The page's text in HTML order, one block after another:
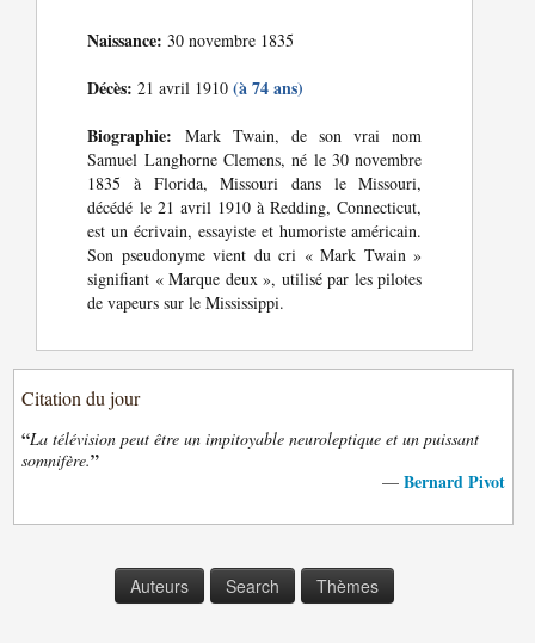
Naissance: 30 novembre 1835
Décès: 21 avril 1910(à 74 ans)
Biographie: Mark Twain, de son vrai nom
Samuel Langhorne Clemens, né le 30 novembre
1835 à Florida, Missouri dans le Missouri,
décédé le 21 avril 1910 à Redding, Connecticut,
est un écrivain, essayiste et humoriste américain.
Son pseudonyme vient du cri « Mark Twain »
signifiant « Marque deux », utilisé par les pilotes
de vapeurs sur le Mississippi.
Citation du jour
“La télévision peut être un impitoyable neuroleptique et un puissant
somnifère.”
— Bernard Pivot
Auteurs Search Thèmes